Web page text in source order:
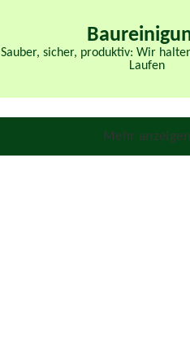
Sauber, sicher, produktiv: Wir
Laufen
Mehr anzeigen